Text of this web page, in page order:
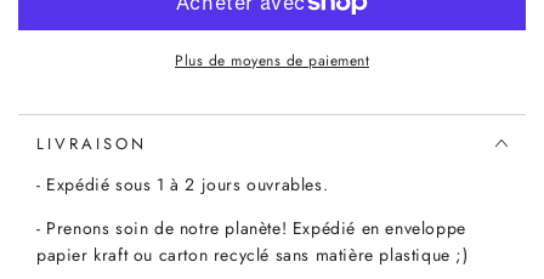
Plus de moyens de paiement
LIVRAISON
- Expédié sous 1 à 2 jours ouvrables.
- Prenons soin de notre planète! Expédié en enveloppe
papier kraft ou carton recyclé sans matière plastique ;)